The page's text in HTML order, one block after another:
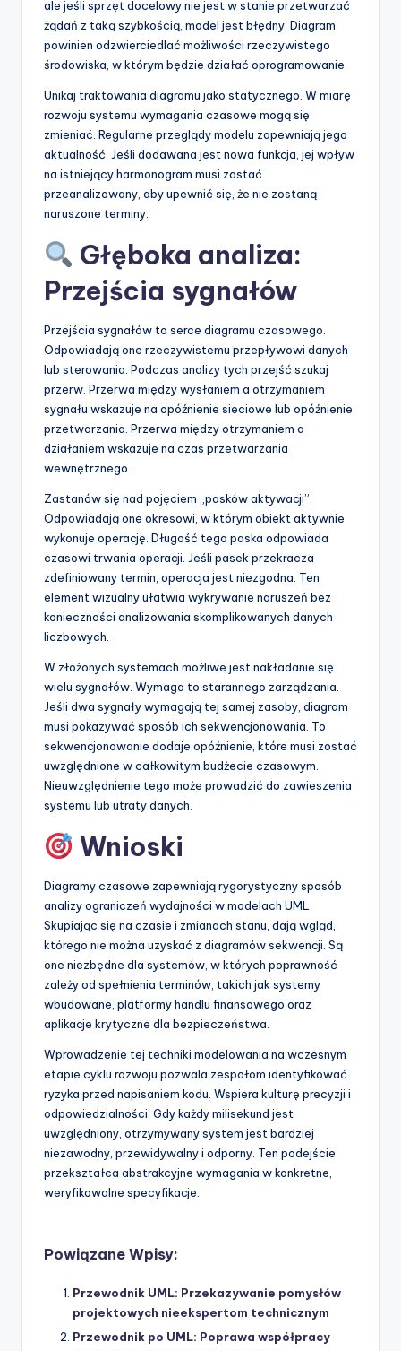
ale jeśli sprzęt docelowy nie jest w stanie przetwarzać
żądań z taką szybkością, model jest błędny. Diagram
powinien odzwierciedlać możliwości rzeczywistego
środowiska, w którym będzie działać oprogramowanie.
Unikaj traktowania diagramu jako statycznego. W miarę
rozwoju systemu wymagania czasowe mogą się
zmieniać. Regularne przeglądy modelu zapewniają jego
aktualność. Jeśli dodawana jest nowa funkcja, jej wpływ
na istniejący harmonogram musi zostać
przeanalizowany, aby upewnić się, że nie zostaną
naruszone terminy.
Głęboka analiza:
Przejścia sygnałów
Przejścia sygnałów to serce diagramu czasowego.
Odpowiadają one rzeczywistemu przepływowi danych
lub sterowania. Podczas analizy tych przejść szukaj
przerw. Przerwa między wysłaniem a otrzymaniem
sygnału wskazuje na opóźnienie sieciowe lub opóźnienie
przetwarzania. Przerwa między otrzymaniem a
działaniem wskazuje na czas przetwarzania
wewnętrznego.
Zastanów się nad pojęciem „pasków aktywacji”.
Odpowiadają one okresowi, w którym obiekt aktywnie
wykonuje operację. Długość tego paska odpowiada
czasowi trwania operacji. Jeśli pasek przekracza
zdefiniowany termin, operacja jest niezgodna. Ten
element wizualny ułatwia wykrywanie naruszeń bez
konieczności analizowania skomplikowanych danych
liczbowych.
W złożonych systemach możliwe jest nakładanie się
wielu sygnałów. Wymaga to starannego zarządzania.
Jeśli dwa sygnały wymagają tej samej zasoby, diagram
musi pokazywać sposób ich sekwencjonowania. To
sekwencjonowanie dodaje opóźnienie, które musi zostać
uwzględnione w całkowitym budżecie czasowym.
Nieuwzględnienie tego może prowadzić do zawieszenia
systemu lub utraty danych.
Wnioski
Diagramy czasowe zapewniają rygorystyczny sposób
analizy ograniczeń wydajności w modelach UML.
Skupiając się na czasie i zmianach stanu, dają wgląd,
którego nie można uzyskać z diagramów sekwencji. Są
one niezbędne dla systemów, w których poprawność
zależy od spełnienia terminów, takich jak systemy
wbudowane, platformy handlu finansowego oraz
aplikacje krytyczne dla bezpieczeństwa.
Wprowadzenie tej techniki modelowania na wczesnym
etapie cyklu rozwoju pozwala zespołom identyfikować
ryzyka przed napisaniem kodu. Wspiera kulturę precyzji i
odpowiedzialności. Gdy każdy milisekund jest
uwzględniony, otrzymywany system jest bardziej
niezawodny, przewidywalny i odporny. Ten podejście
przekształca abstrakcyjne wymagania w konkretne,
weryfikowalne specyfikacje.
Powiązane Wpisy:
Przewodnik UML: Przekazywanie pomysłów
projektowych nieekspertom technicznym
Przewodnik po UML: Poprawa współpracy